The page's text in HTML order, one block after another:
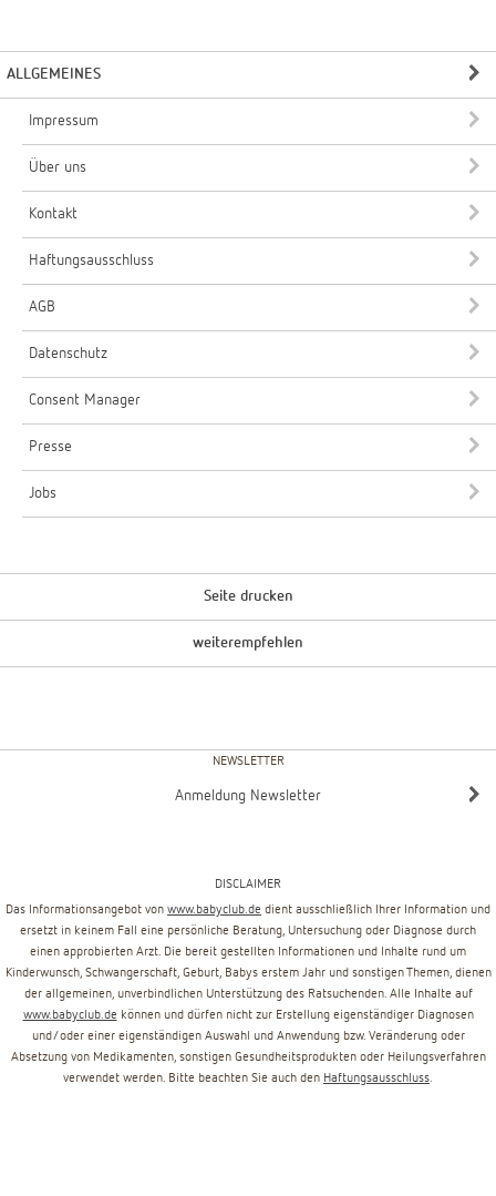
ALLGEMEINES
Impressum
Über uns
Kontakt
Haftungsausschluss
AGB
Datenschutz
Consent Manager
Presse
Jobs
Seite drucken
weiterempfehlen
NEWSLETTER
Anmeldung Newsletter
DISCLAIMER
Das Informationsangebot von www.babyclub.de dient ausschließlich Ihrer Information und
ersetzt in keinem Fall eine persönliche Beratung, Untersuchung oder Diagnose durch
einen approbierten Arzt. Die bereit gestellten Informationen und Inhalte rund um
Kinderwunsch, Schwangerschaft, Geburt, Babys erstem Jahr und sonstigen Themen, dienen
der allgemeinen, unverbindlichen Unterstützung des Ratsuchenden. Alle Inhalte auf
www.babyclub.de können und dürfen nicht zur Erstellung eigenständiger Diagnosen
und/oder einer eigenständigen Auswahl und Anwendung bzw. Veränderung oder
Absetzung von Medikamenten, sonstigen Gesundheitsprodukten oder Heilungsverfahren
verwendet werden. Bitte beachten Sie auch den Haftungsausschluss.